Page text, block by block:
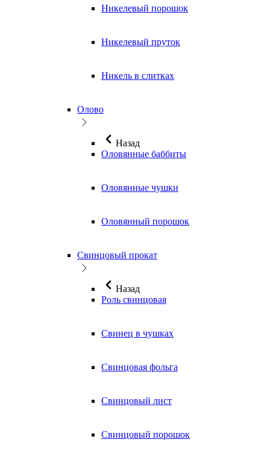
Никелевый порошок
Никелевый пруток
Никель в слитках
Олово
Назад
Оловянные баббиты
Оловянные чушки
Оловянный порошок
Свинцовый прокат
Назад
Роль свинцовая
Свинец в чушках
Свинцовая фольга
Свинцовый лист
Свинцовый порошок